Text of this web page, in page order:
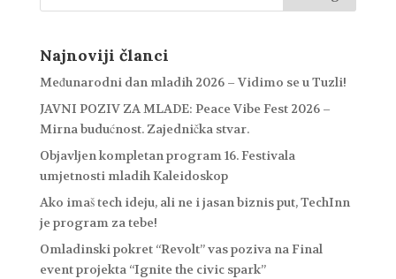
Najnoviji članci
Međunarodni dan mladih 2026 – Vidimo se u Tuzli!
JAVNI POZIV ZA MLADE: Peace Vibe Fest 2026 –
Mirna budućnost. Zajednička stvar.
Objavljen kompletan program 16. Festivala
umjetnosti mladih Kaleidoskop
Ako imaš tech ideju, ali ne i jasan biznis put, TechInn
je program za tebe!
Omladinski pokret “Revolt” vas poziva na Final
event projekta “Ignite the civic spark”